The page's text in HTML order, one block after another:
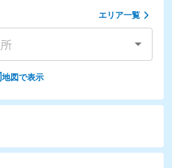
エリア一覧
地図で表示